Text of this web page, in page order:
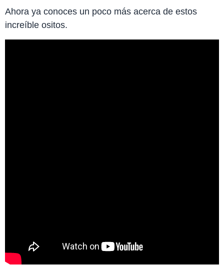
Ahora ya conoces un poco más acerca de estos
increíble ositos.